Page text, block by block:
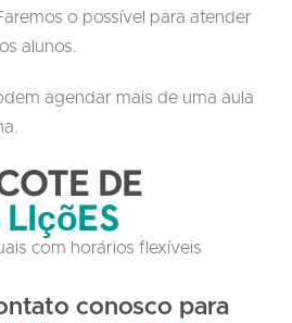
o possível para atender
alunos.
agendar mais de uma aula
de
lições
com horários flexíveis
conosco para